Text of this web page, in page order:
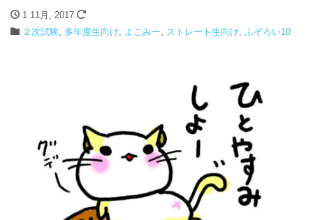
1 11月, 2017
２次試験 多年度生向け よこみー ストレート生向け ふぞろい10